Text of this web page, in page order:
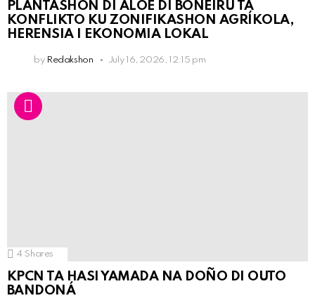
PLANTASHON DI ALOE DI BONEIRU TA
KONFLIKTO KU ZONIFIKASHON AGRÍKOLA,
HERENSIA I EKONOMIA LOKAL
by Redakshon July 16, 2026, 12:15 pm
4 Shares
KPCN TA HASI YAMADA NA DOÑO DI OUTO
BANDONÁ